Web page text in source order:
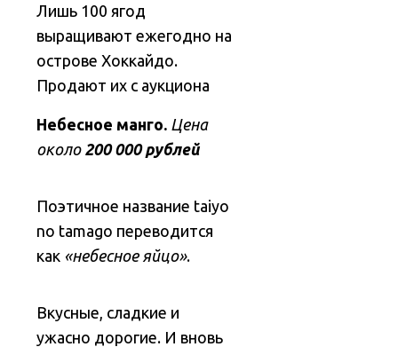
Лишь 100 ягод
выращивают ежегодно на
острове Хоккайдо.
Продают их с аукциона
Небесное манго. Цена
около 200 000 рублей
Поэтичное название taiyo
no tamago переводится
как «небесное яйцо».
Вкусные, сладкие и
ужасно дорогие. И вновь